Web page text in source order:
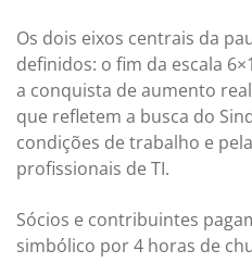
Os dois eixos centrais da
definidos: o fim da escala
a conquista de aumento
que refletem a busca do
condições de trabalho e
profissionais de TI.
Sócios e contribuintes
simbólico por 4 horas de